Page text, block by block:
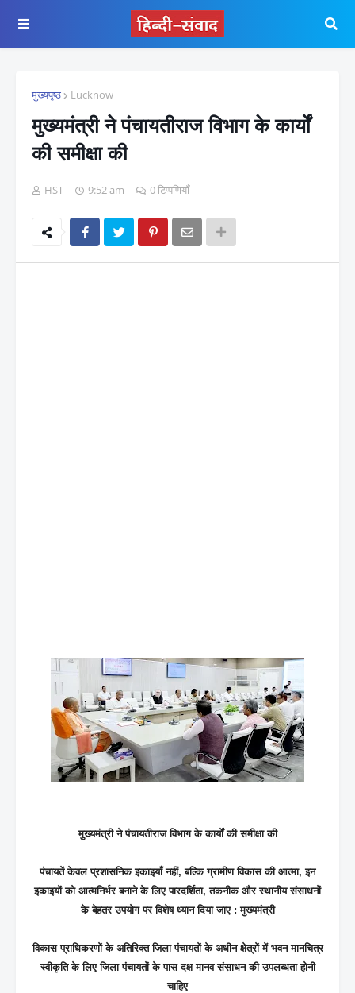
मुख्यपृष्ठ Lucknow
मुख्यमंत्री ने पंचायतीराज विभाग के कार्यों
की समीक्षा की
HST 9:52 am 0 टिप्पणियाँ
मुख्यमंत्री ने पंचायतीराज विभाग के कार्यों की समीक्षा की
पंचायतें केवल प्रशासनिक इकाइयाँ नहीं, बल्कि ग्रामीण विकास की आत्मा, इन
इकाइयों को आत्मनिर्भर बनाने के लिए पारदर्शिता, तकनीक और स्थानीय संसाधनों
के बेहतर उपयोग पर विशेष ध्यान दिया जाए : मुख्यमंत्री
विकास प्राधिकरणों के अतिरिक्त जिला पंचायतों के अधीन क्षेत्रों में भवन मानचित्र
स्वीकृति के लिए जिला पंचायतों के पास दक्ष मानव संसाधन की उपलब्धता होनी
चाहिए